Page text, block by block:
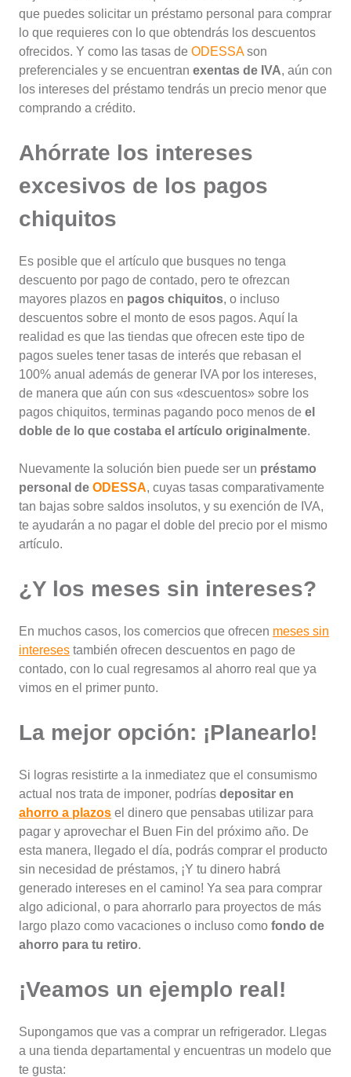
que puedes solicitar un préstamo personal para comprar
lo que requieres con lo que obtendrás los descuentos
ofrecidos. Y como las tasas de ODESSAson
preferenciales y se encuentran exentas de IVA, aún con
los intereses del préstamo tendrás un precio menor que
comprando a crédito.
Ahórrate los intereses
excesivos de los pagos
chiquitos
Es posible que el artículo que busques no tenga
descuento por pago de contado, pero te ofrezcan
mayores plazos en pagos chiquitos, o incluso
descuentos sobre el monto de esos pagos. Aquí la
realidad es que las tiendas que ofrecen este tipo de
pagos sueles tener tasas de interés que rebasan el
100% anual además de generar IVA por los intereses,
de manera que aún con sus «descuentos» sobre los
pagos chiquitos, terminas pagando poco menos de el
doble de lo que costaba el artículo originalmente.
Nuevamente la solución bien puede ser un préstamo
personal de ODESSA, cuyas tasas comparativamente
tan bajas sobre saldos insolutos, y su exención de IVA,
te ayudarán a no pagar el doble del precio por el mismo
artículo.
¿Y los meses sin intereses?
En muchos casos, los comercios que ofrecen meses sin
intereses también ofrecen descuentos en pago de
contado, con lo cual regresamos al ahorro real que ya
vimos en el primer punto.
La mejor opción: ¡Planearlo!
Si logras resistirte a la inmediatez que el consumismo
actual nos trata de imponer, podrías depositar en
ahorro a plazos el dinero que pensabas utilizar para
pagar y aprovechar el Buen Fin del próximo año. De
esta manera, llegado el día, podrás comprar el producto
sin necesidad de préstamos, ¡Y tu dinero habrá
generado intereses en el camino! Ya sea para comprar
algo adicional, o para ahorrarlo para proyectos de más
largo plazo como vacaciones o incluso como fondo de
ahorro para tu retiro.
¡Veamos un ejemplo real!
Supongamos que vas a comprar un refrigerador. Llegas
a una tienda departamental y encuentras un modelo que
te gusta: